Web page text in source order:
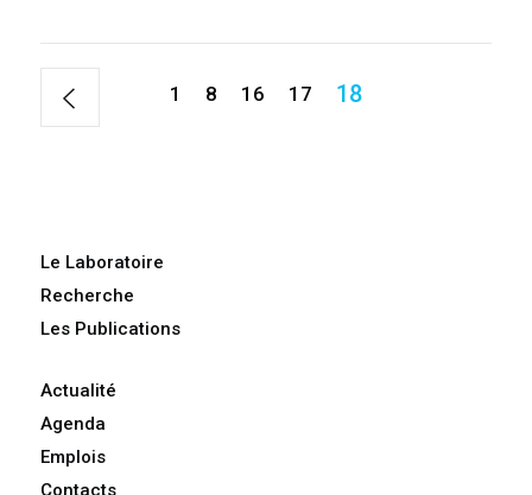
1 8 16 17 18
Le Laboratoire
Recherche
Les Publications
Actualité
Agenda
Emplois